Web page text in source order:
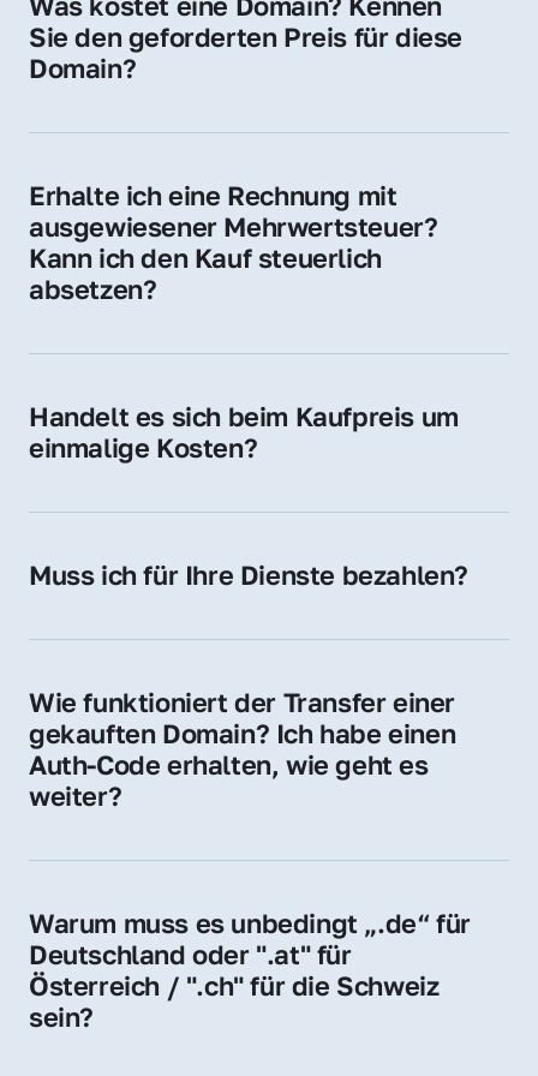
Adressen oder als digitale Investition.
Sie den geforderten Preis für diese
Domain?
Domain liegt ein konkreter Kaufpreis vor –
unverbindliches Angebot.
Erhalte ich eine Rechnung mit
ausgewiesener Mehrwertsteuer?
Kann ich den Kauf steuerlich
absetzen?
Für Unternehmen ist der Kauf in der Regel
Handelt es sich beim Kaufpreis um
einmalige Kosten?
späteren Betrieb der Domain (z. B. beim
Gebühren an. Diese bewegen sich für .de
Muss ich für Ihre Dienste bezahlen?
der Domain – ohne zusätzliche Vermittlungs-
Wie funktioniert der Transfer einer
gekauften Domain? Ich habe einen
Auth-Code erhalten, wie geht es
weiter?
Provider, die Domain zu übernehmen. Gerne
schnellen Prozess.
Warum muss es unbedingt „.de“ für
Deutschland oder ".at" für
Österreich / ".ch" für die Schweiz
sein?